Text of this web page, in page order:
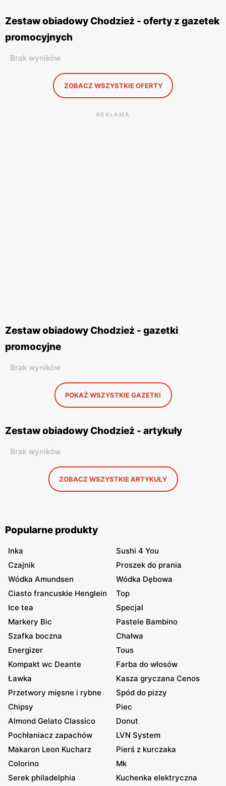
Zestaw obiadowy Chodzież - oferty z gazetek
promocyjnych
Brak wyników
ZOBACZ WSZYSTKIE OFERTY
REKLAMA
Zestaw obiadowy Chodzież - gazetki
promocyjne
Brak wyników
POKAŻ WSZYSTKIE GAZETKI
Zestaw obiadowy Chodzież - artykuły
Brak wyników
ZOBACZ WSZYSTKIE ARTYKUŁY
Popularne produkty
Inka
Sushi 4 You
Czajnik
Proszek do prania
Wódka Amundsen
Wódka Dębowa
Ciasto francuskie Henglein
Top
Ice tea
Specjal
Markery Bic
Pastele Bambino
Szafka boczna
Chałwa
Energizer
Tous
Kompakt wc Deante
Farba do włosów
Ławka
Kasza gryczana Cenos
Przetwory mięsne i rybne
Spód do pizzy
Chipsy
Piec
Almond Gelato Classico
Donut
Pochłaniacz zapachów
LVN System
Makaron Leon Kucharz
Pierś z kurczaka
Colorino
Mk
Serek philadelphia
Kuchenka elektryczna